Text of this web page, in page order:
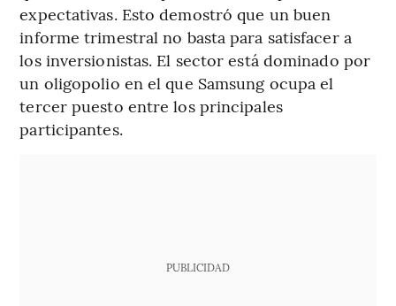
expectativas. Esto demostró que un buen
informe trimestral no basta para satisfacer a
los inversionistas. El sector está dominado por
un oligopolio en el que Samsung ocupa el
tercer puesto entre los principales
participantes.
PUBLICIDAD